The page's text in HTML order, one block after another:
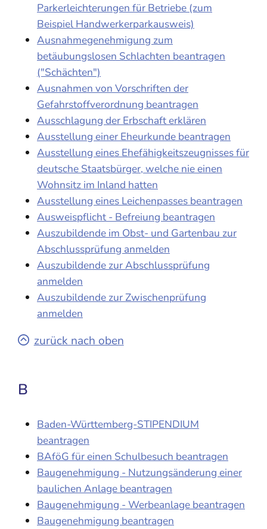
Parkerleichterungen für Betriebe (zum
Beispiel Handwerkerparkausweis)
Ausnahmegenehmigung zum
betäubungslosen Schlachten beantragen
("Schächten")
Ausnahmen von Vorschriften der
Gefahrstoffverordnung beantragen
Ausschlagung der Erbschaft erklären
Ausstellung einer Eheurkunde beantragen
Ausstellung eines Ehefähigkeitszeugnisses für
deutsche Staatsbürger, welche nie einen
Wohnsitz im Inland hatten
Ausstellung eines Leichenpasses beantragen
Ausweispflicht - Befreiung beantragen
Auszubildende im Obst- und Gartenbau zur
Abschlussprüfung anmelden
Auszubildende zur Abschlussprüfung
anmelden
Auszubildende zur Zwischenprüfung
anmelden
zurück nach oben
B
Baden-Württemberg-STIPENDIUM
beantragen
BAföG für einen Schulbesuch beantragen
Baugenehmigung - Nutzungsänderung einer
baulichen Anlage beantragen
Baugenehmigung - Werbeanlage beantragen
Baugenehmigung beantragen